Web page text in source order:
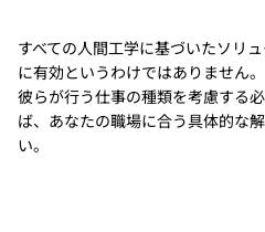
すべての人間工学に基づいたソリ
に有効というわけではありません
彼らが行う仕事の種類を考慮する
ば、あなたの職場に合う具体的な
い。